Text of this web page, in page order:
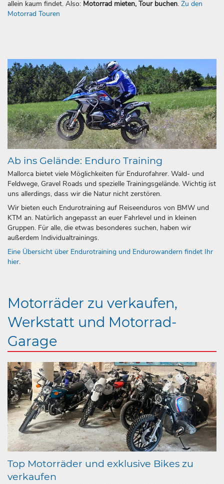
allein kaum findet. Also: Motorrad mieten, Tour buchen. Zu den
Motorrad Touren
Ab ins Gelände: Enduro Training
Mallorca bietet viele Möglichkeiten für Endurofahrer. Wald- und
Feldwege, Gravel Roads und spezielle Trainingsgelände. Wichtig ist
uns allerdings, dass wir die Natur nicht zerstören.
Wir bieten euch Endurotraining auf Reiseenduros von BMW und
KTM an. Natürlich angepasst an euer Fahrlevel und in kleinen
Gruppen. Für alle, die etwas besonderes suchen, haben wir
außerdem Individualtrainings.
Eine Übersicht über Endurotraining und Endurowandern findet Ihr
hier.
Motorräder zu verkaufen,
Werkstatt und Motorrad-
Garage
Top Motorräder und exklusive Bikes zu
verkaufen